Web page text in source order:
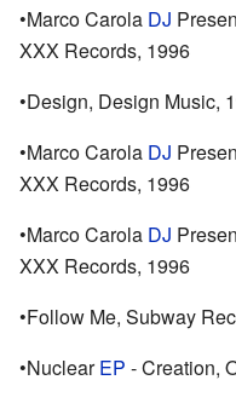
•Marco Carola DJ
XXX Records, 1996
•Design, Design Music,
•Marco Carola DJ
XXX Records, 1996
•Marco Carola DJ
XXX Records, 1996
•Follow Me, Subway
•NuclearEP - Creation,